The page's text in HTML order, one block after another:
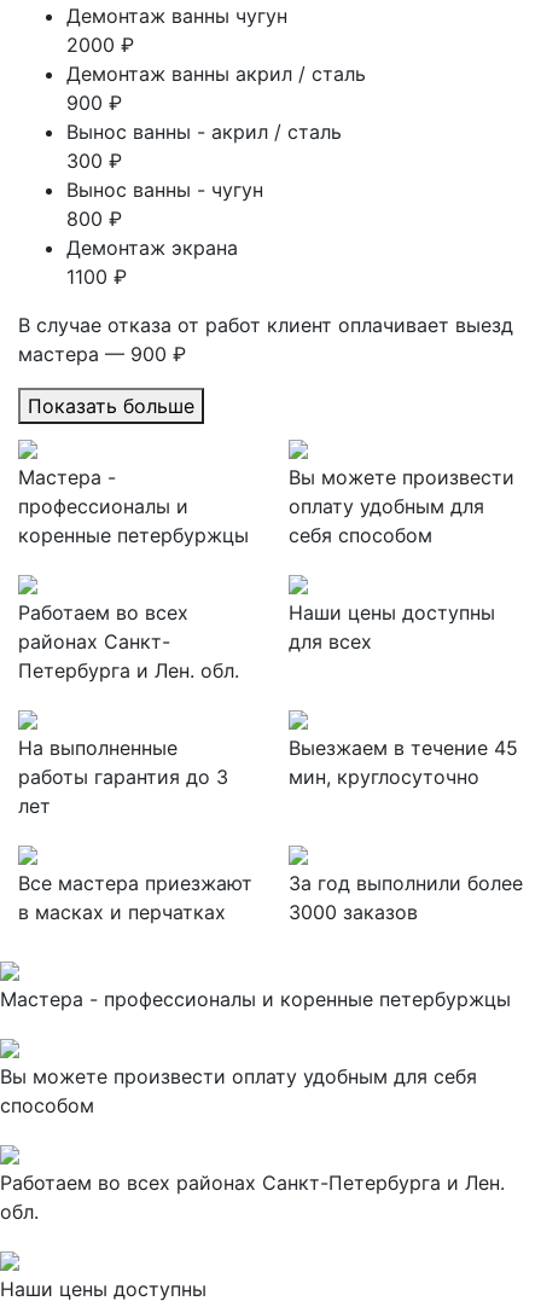
Демонтаж ванны чугун
2000 ₽
Демонтаж ванны акрил / сталь
900 ₽
Вынос ванны - акрил / сталь
300 ₽
Вынос ванны - чугун
800 ₽
Демонтаж экрана
1100 ₽
В случае отказа от работ клиент оплачивает выезд
мастера — 900 ₽
Показать больше
Мастера -
профессионалы и
коренные петербуржцы
Вы можете произвести
оплату удобным для
себя способом
Работаем во всех
районах Санкт-
Петербурга и Лен. обл.
Наши цены доступны
для всех
На выполненные
работы гарантия до 3
лет
Выезжаем в течение 45
мин, круглосуточно
Все мастера приезжают
в масках и перчатках
За год выполнили более
3000 заказов
Мастера - профессионалы и коренные петербуржцы
Вы можете произвести оплату удобным для себя
способом
Работаем во всех районах Санкт-Петербурга и Лен.
обл.
Наши цены доступны